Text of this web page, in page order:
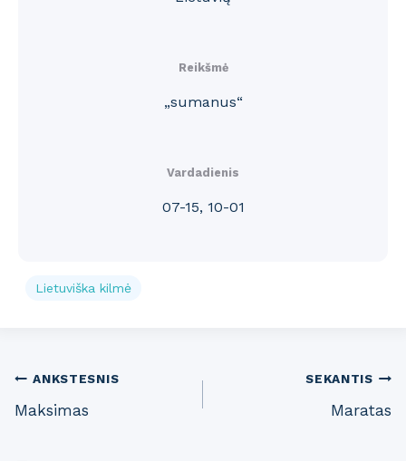
Reikšmė
„sumanus“
Vardadienis
07-15, 10-01
Lietuviška kilmė
Post
navigation
ANKSTESNIS
Maksimas
SEKANTIS
Maratas